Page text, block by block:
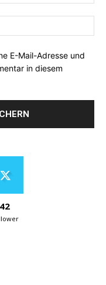
E-Mail-Adresse und
in diesem
42